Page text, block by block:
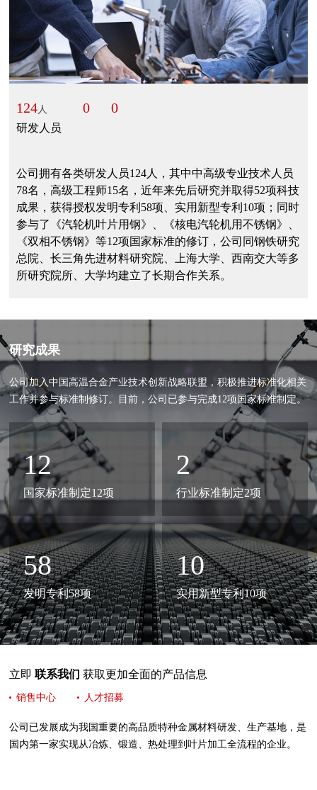
124人
研发人员
0 0
公司拥有各类研发人员124人，其中中高级专业技术人员
78名，高级工程师15名，近年来先后研究并取得52项科技
成果，获得授权发明专利58项、实用新型专利10项；同时
参与了《汽轮机叶片用钢》、《核电汽轮机用不锈钢》、
《双相不锈钢》等12项国家标准的修订，公司同钢铁研究
总院、长三角先进材料研究院、上海大学、西南交大等多
所研究院所、大学均建立了长期合作关系。
研究成果
公司加入中国高温合金产业技术创新战略联盟，积极推进标准化相关
工作并参与标准制修订。目前，公司已参与完成12项国家标准制定。
12
国家标准制定12项
2
行业标准制定2项
58
发明专利58项
10
实用新型专利10项
立即联系我们 获取更加全面的产品信息
销售中心 人才招募
公司已发展成为我国重要的高品质特种金属材料研发、生产基地，是
国内第一家实现从冶炼、锻造、热处理到叶片加工全流程的企业。